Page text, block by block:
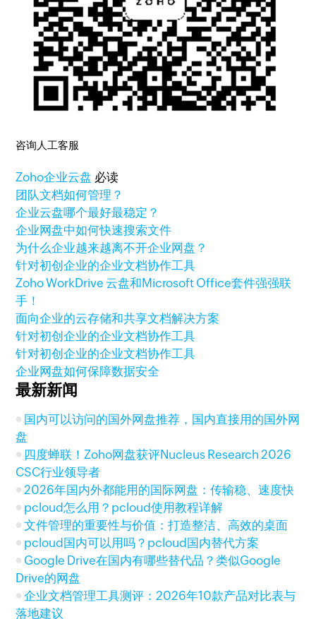
咨询人工客服
Zoho企业云盘 必读
团队文档如何管理？
企业云盘哪个最好最稳定？
企业网盘中如何快速搜索文件
为什么企业越来越离不开企业网盘？
针对初创企业的企业文档协作工具
Zoho WorkDrive 云盘和Microsoft Office套件强强联
手！
面向企业的云存储和共享文档解决方案
针对初创企业的企业文档协作工具
针对初创企业的企业文档协作工具
企业网盘如何保障数据安全
最新新闻
国内可以访问的国外网盘推荐，国内直接用的国外网
盘
四度蝉联！Zoho网盘获评Nucleus Research 2026
CSC行业领导者
2026年国内外都能用的国际网盘：传输稳、速度快
pcloud怎么用？pcloud使用教程详解
文件管理的重要性与价值：打造整洁、高效的桌面
pcloud国内可以用吗？pcloud国内替代方案
Google Drive在国内有哪些替代品？类似Google
Drive的网盘
企业文档管理工具测评：2026年10款产品对比表与
落地建议